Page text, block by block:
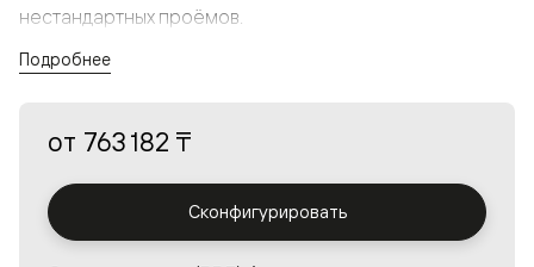
нестандартных проёмов.
а большой выбор вставок из стекла с различными
решения в интерьере и варьировать освещённость.
Подробнее
от 763 182 ₸
Сконфигурировать